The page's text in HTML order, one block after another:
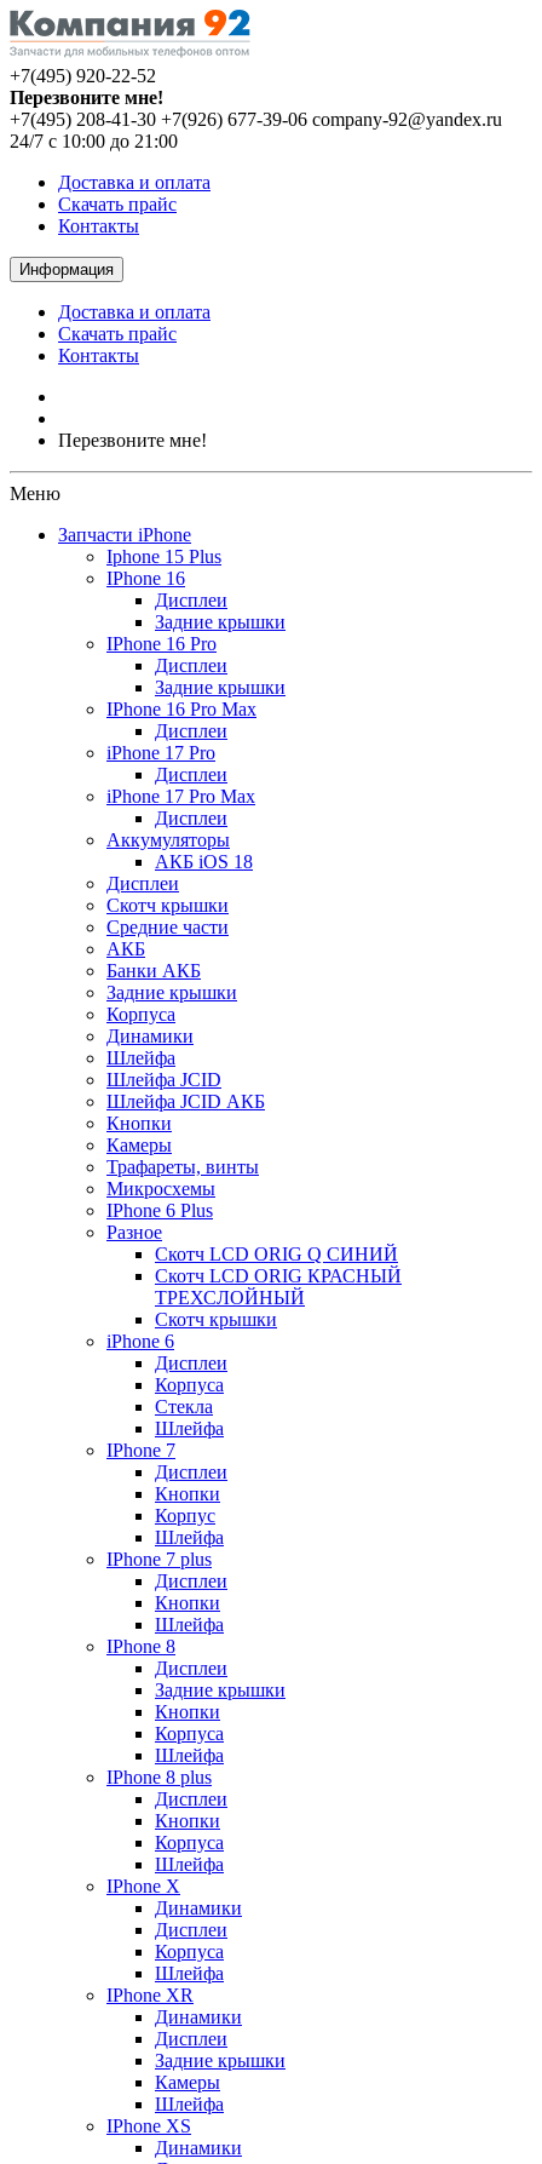
+7(495) 920-22-52
Перезвоните мне!
+7(495) 208-41-30 +7(926) 677-39-06 company-92@yandex.ru
24/7 с 10:00 до 21:00
Доставка и оплата
Скачать прайс
Контакты
Информация
Доставка и оплата
Скачать прайс
Контакты
Перезвоните мне!
Меню
Запчасти iPhone
Iphone 15 Plus
IPhone 16
Дисплеи
Задние крышки
IPhone 16 Pro
Дисплеи
Задние крышки
IPhone 16 Pro Max
Дисплеи
iPhone 17 Pro
Дисплеи
iPhone 17 Pro Max
Дисплеи
Аккумуляторы
АКБ iOS 18
Дисплеи
Скотч крышки
Средние части
АКБ
Банки АКБ
Задние крышки
Корпуса
Динамики
Шлейфа
Шлейфа JCID
Шлейфа JCID АКБ
Кнопки
Камеры
Трафареты, винты
Микросхемы
IPhone 6 Plus
Разное
Скотч LCD ORIG Q СИНИЙ
Скотч LCD ORIG КРАСНЫЙ
ТРЕХСЛОЙНЫЙ
Скотч крышки
iPhone 6
Дисплеи
Корпуса
Стекла
Шлейфа
IPhone 7
Дисплеи
Кнопки
Корпус
Шлейфа
IPhone 7 plus
Дисплеи
Кнопки
Шлейфа
IPhone 8
Дисплеи
Задние крышки
Кнопки
Корпуса
Шлейфа
IPhone 8 plus
Дисплеи
Кнопки
Корпуса
Шлейфа
IPhone X
Динамики
Дисплеи
Корпуса
Шлейфа
IPhone XR
Динамики
Дисплеи
Задние крышки
Камеры
Шлейфа
IPhone XS
Динамики